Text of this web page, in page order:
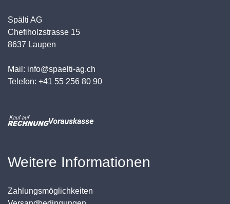
Spälti AG
Chefiholzstrasse 15
8637 Laupen
Mail: info@spaelti-ag.ch
Telefon: +41 55 256 80 90
Weitere Informationen
Zahlungsmöglichkeiten